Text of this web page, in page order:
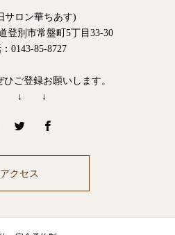
サロン華ちあす)
登別市常盤町5丁目33-30
0143-85-8727
ひご登録お願いします。
↓ ↓
アクセス